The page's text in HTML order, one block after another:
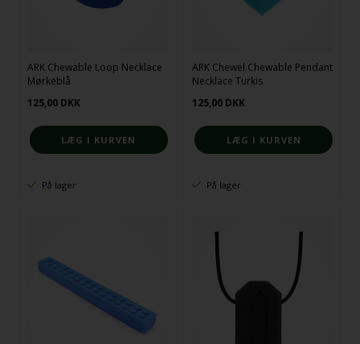
ARK Chewable Loop Necklace
Mørkeblå
125,00 DKK
På lager
ARK Chewel Chewable Pendant
Necklace Turkis
125,00 DKK
På lager